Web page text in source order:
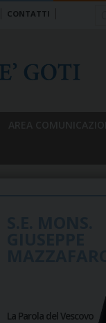
CONTATTI
La Parola del Vescovo